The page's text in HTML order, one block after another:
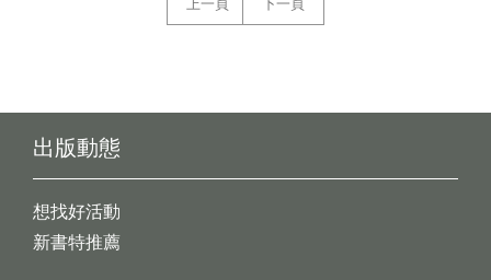
上一頁 下一頁
出版動態
想找好活動
新書特推薦